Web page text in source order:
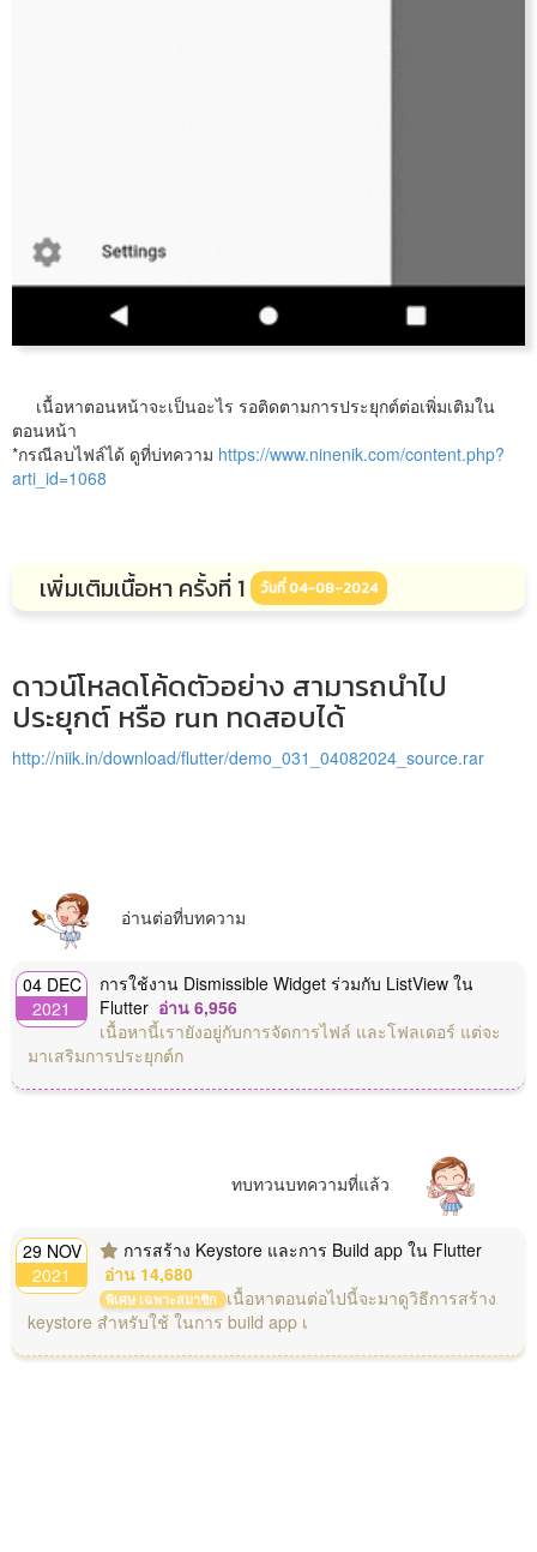
เนื้อหาตอนหน้าจะเป็นอะไร รอติดตามการประยุกต์ต่อเพิ่มเติมใน
ตอนหน้า
*กรณีลบไฟล์ได้ ดูที่บ่ทความ https://www.ninenik.com/content.php?
arti_id=1068
เพิ่มเติมเนื้อหา ครั้งที่ 1 วันที่ 04-08-2024
ดาวน์โหลดโค้ดตัวอย่าง สามารถนำไป
ประยุกต์ หรือ run ทดสอบได้
http://niik.in/download/flutter/demo_031_04082024_source.rar
อ่านต่อที่บทความ
04 DEC
2021
การใช้งาน Dismissible Widget ร่วมกับ ListView ใน
Flutter อ่าน 6,956
เนื้อหานี้เรายังอยู่กับการจัดการไฟล์ และโฟลเดอร์ แต่จะ
มาเสริมการประยุกต์ก
ทบทวนบทความที่แล้ว
29 NOV
2021
การสร้าง Keystore และการ Build app ใน Flutter
อ่าน 14,680
พิเศษ เฉพาะสมาชิก เนื้อหาตอนต่อไปนี้จะมาดูวิธีการสร้าง
keystore สำหรับใช้ ในการ build app เ